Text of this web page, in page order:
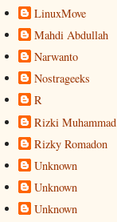
LinuxMove
Mahdi Abdullah
Narwanto
Nostrageeks
R
Rizki Muhammad
Rizky Romadon
Unknown
Unknown
Unknown